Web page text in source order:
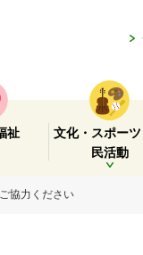
祉
文化・スポー
民活動
協力ください